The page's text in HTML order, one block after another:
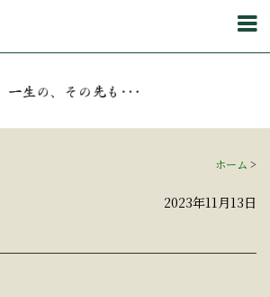
ホーム >
2023年11月13日